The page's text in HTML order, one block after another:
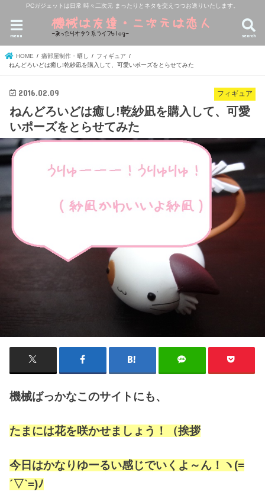
PCガジェットは日常 時々二次元 まったりとネタを交えつつお送りいたします。
search
menu
HOME 痛部屋制作・晒し
フィギュア
ねんどろいどは癒し!乾紗凪を購入して、可愛いポーズをとらせてみた
フィギュア
2016.02.09
ねんどろいどは癒し!乾紗凪を購入して、可愛
いポーズをとらせてみた
機械ばっかなこのサイトにも、
たまには花を咲かせましょう！（挨拶
今日はかなりゆーるい感じでいくよ～ん！ヽ(=
´▽`=)ﾉ